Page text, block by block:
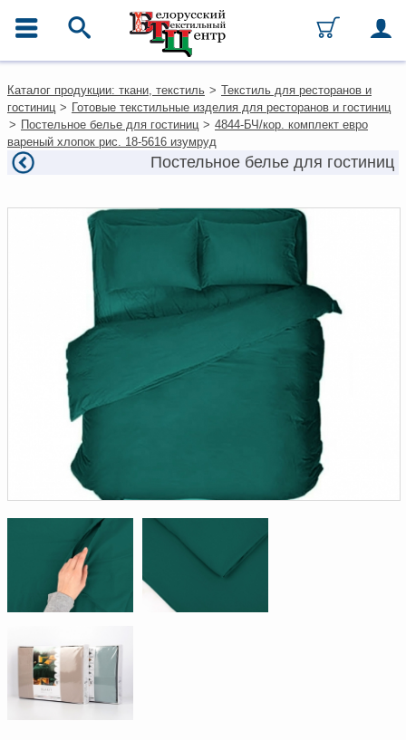
Каталог
Ткани
Домашний текстиль
Одежда
Ковры
гостиниц
Текстильная галантерея и
фурнитура
Условия работы
Оплата и доставка
Как оформить заказ
Вакансии
Как нас найти
Написать нам
Доверенность на
получение груза
Документы по работе с
персональными данными
Письмо руководителю
Вопросы и ответы
Новости | Статьи
Каталог продукции: ткани, текстиль > Текстиль для ресторанов и
гостиниц > Готовые текстильные изделия для ресторанов и гостиниц
> Постельное белье для гостиниц > 4844-БЧ/кор. комплект евро
вареный хлопок рис. 18-5616 изумруд
Постельное белье для гостиниц